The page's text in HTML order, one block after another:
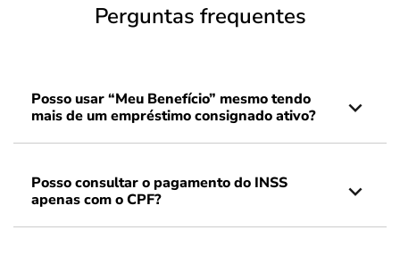
Perguntas frequentes
Posso usar “Meu Benefício” mesmo tendo
mais de um empréstimo consignado ativo?
Posso consultar o pagamento do INSS
apenas com o CPF?